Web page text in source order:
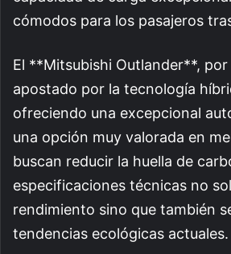
cómodos para los pasajeros
El **Mitsubishi Outlander**,
apostado por la tecnología
ofreciendo una excepcional
una opción muy valorada en
buscan reducir la huella de
especificaciones técnicas no
rendimiento sino que también
tendencias ecológicas actuales.